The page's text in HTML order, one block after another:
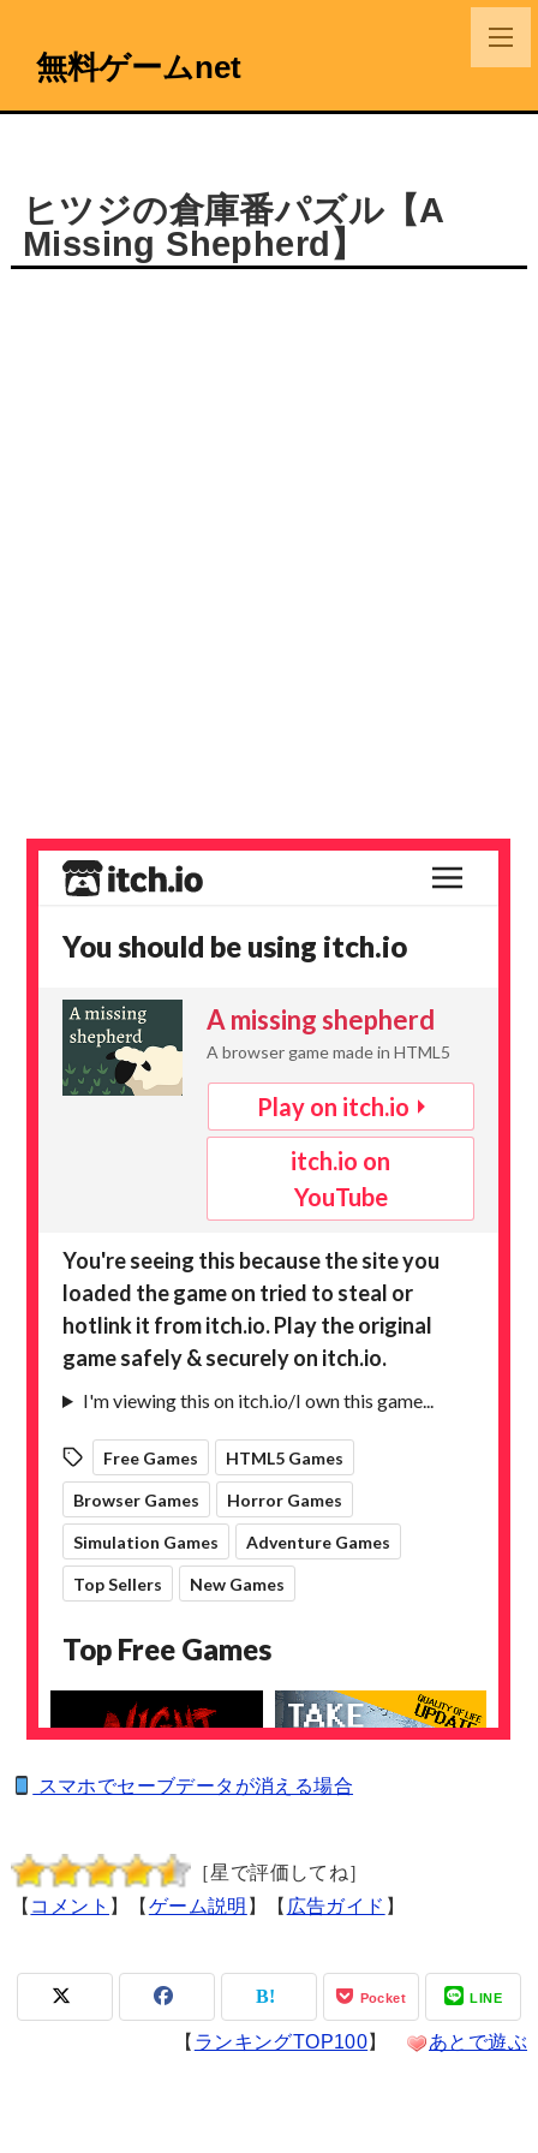
無料ゲームnet
ヒツジの倉庫番パズル【A
Missing Shepherd】
スマホでセーブデータが消える場合
［星で評価してね］
【 コメント 】【 ゲーム説明 】【 広告ガイド 】
Pocket LINE
【 ランキングTOP100】 あとで遊ぶ